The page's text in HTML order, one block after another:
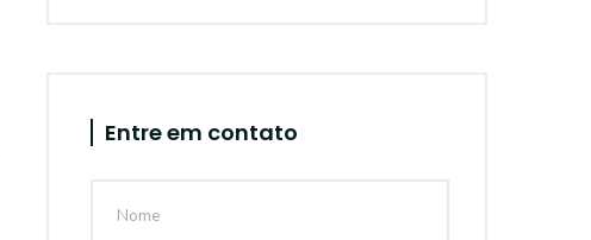
Entre em contato